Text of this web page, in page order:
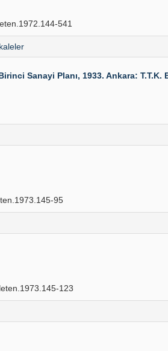
541
Sanayi Planı, 1933. Ankara: T.T.K.
95
123